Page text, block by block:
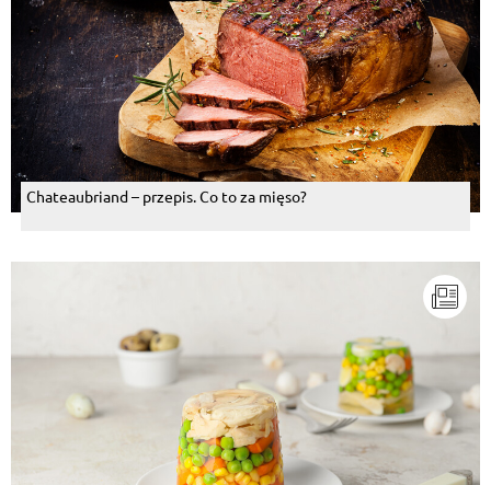
Chateaubriand – przepis. Co to za mięso?